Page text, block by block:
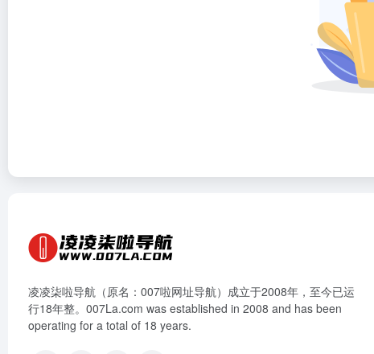
凌凌柒啦导航（原名：007啦网址导航）成立于2008年，至今已运
行18年整。007La.com was established in 2008 and has been
operating for a total of 18 years.